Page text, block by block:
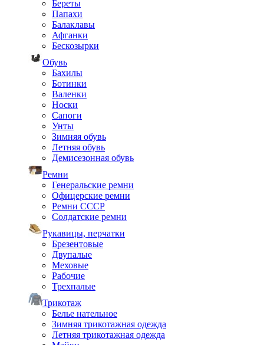
Береты
Папахи
Балаклавы
Афганки
Бескозырки
Обувь
Бахилы
Ботинки
Валенки
Носки
Сапоги
Унты
Зимняя обувь
Летняя обувь
Демисезонная обувь
Ремни
Генеральские ремни
Офицерские ремни
Ремни СССР
Солдатские ремни
Рукавицы, перчатки
Брезентовые
Двупалые
Меховые
Рабочие
Трехпалые
Трикотаж
Белье нательное
Зимняя трикотажная одежда
Летняя трикотажная одежда